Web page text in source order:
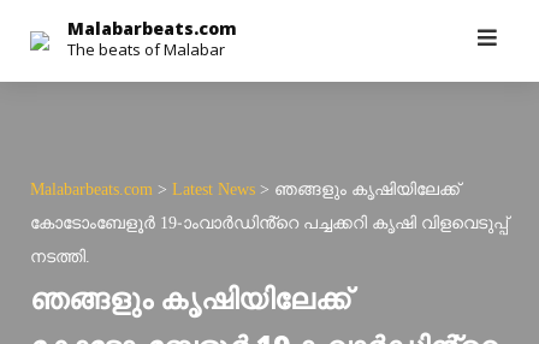
content
Malabarbeats.com
The beats of Malabar
Malabarbeats.com > Latest News > ഞങ്ങളും കൃഷിയിലേക്ക്
കോടോംബേളൂർ 19-ാംവാർഡിൻ്റെ പച്ചക്കറി കൃഷി വിളവെടുപ്പ്
നടത്തി.
ഞങ്ങളും കൃഷിയിലേക്ക്